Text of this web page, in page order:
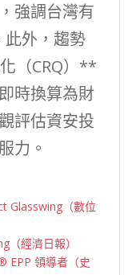
強調台灣有
此外，趨勢
（CRQ）**
時換算為財
評估資安投
力。
Glasswing（數位
經濟日報）
EPP 領導者（史